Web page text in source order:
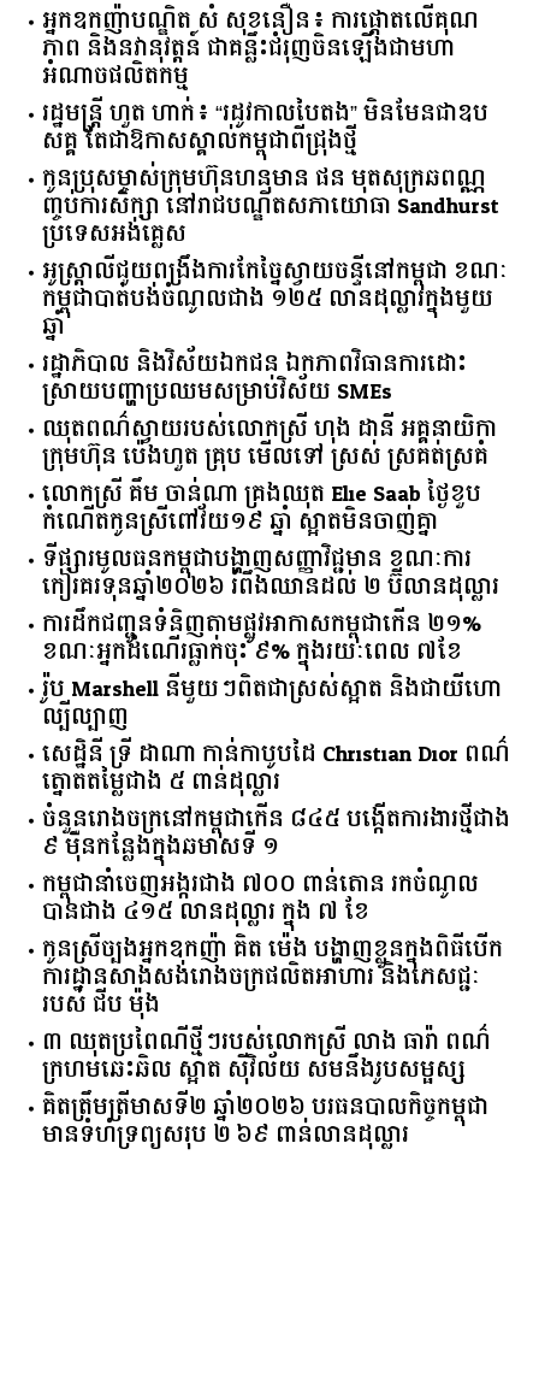
អ្នកឧកញ៉ាបណ្ឌិត សំ សុខនឿន៖ ការផ្តោតលើគុណ
ភាព និងនវានុវត្តន៍ ជាគន្លឹះជំរុញចិនឡើងជាមហា
អំណាចផលិតកម្ម
រដ្ឋមន្ត្រី ហួត ហាក់៖ “រដូវកាលបៃតង” មិនមែនជាឧប
សគ្គ តែជាឱកាសស្គាល់កម្ពុជាពីជ្រុងថ្មី
កូនប្រុសម្ចាស់ក្រុមហ៊ុនហនុមាន ផន មុតសុក្រឆពណ្ណ
ញ្ចប់ការសិក្សា នៅរាជបណ្ឌិតសភាយោធា Sandhurst
ប្រទេសអង់គ្លេស
អូស្ត្រាលី​ជួយ​ពង្រឹង​ការ​កែច្នៃ​ស្វាយចន្ទី​នៅ​កម្ពុជា​ ​ខណៈ​
កម្ពុជា​បាត់បង់​ចំណូល​ជាង​ ​១២៥​ ​លាន​ដុល្លារ​ក្នុង​មួយ​
ឆ្នាំ​
រដ្ឋាភិបាល​ ​និង​វិស័យ​ឯកជន ​ឯកភាព​វិធានការ​ដោះ
ស្រាយ​បញ្ហា​ប្រឈម​​សម្រាប់​វិស័យ​ ​SMEs​
ឈុតពណ៌ស្វាយរបស់លោកស្រី ហុង ដានី អគ្គ​នាយិកា​
ក្រុមហ៊ុន ប៉េងហួត គ្រុប មើលទៅ ស្រស់ ស្រគត់ស្រគំ
លោកស្រី គឹម ចាន់ណា គ្រងឈុត Elie Saab ថ្ងៃខួប
កំណើតកូនស្រីពៅវ័យ១៩ ឆ្នាំ ស្អាតមិនចាញ់គ្នា
ទីផ្សារ​មូលធន​កម្ពុជា​បង្ហាញ​សញ្ញា​វិជ្ជមាន​ ​ខណៈ​ការ​
កៀរគរ​ទុន​ឆ្នាំ​២០២៦​ ​រំពឹង​ឈានដល់​ ​២​ ​ប៊ីលាន​ដុល្លារ​
ការដឹកជញ្ជូនទំនិញតាមផ្លូវអាកាសកម្ពុជាកើន ២១%
ខណៈអ្នកដំណើរធ្លាក់ចុះ ៩% ក្នុងរយៈពេល ៧ខែ
រ៉ូប Marshell នីមួយៗពិតជាស្រស់ស្អាត និងជាយីហោ
ល្បីល្បាញ
សេដ្ឋិនី ទ្រី ដាណា កាន់កាបូបដៃ Christian Dior ពណ៌
ត្នោតតម្លៃជាង ៥ ពាន់ដុល្លារ
ចំនួន​រោងចក្រ​នៅ​កម្ពុជា​កើន​ ​៨៤៥​ ​បង្កើត​ការងារ​ថ្មី​ជាង​
​៩​ ​ម៉ឺន​កន្លែង​ក្នុង​ឆមាស​ទី ​១​
កម្ពុជានាំចេញអង្ករជាង ៧០០ ពាន់តោន រកចំណូល
បានជាង ៤១៥ លានដុល្លារ ក្នុង ៧ ខែ
កូនស្រីច្បងអ្នកឧកញ៉ា គិត ម៉េង បង្ហាញខ្លួនក្នុងពិធីបើក
ការដ្ឋានសាងសង់រោងចក្រផលិតអាហារ និងភេសជ្ជៈ
របស់ ជីប ម៉ុង
៣ ឈុតប្រពៃណីថ្មីៗរបស់លោកស្រី លាង ធារ៉ា ពណ៌
ក្រហមឆេះឆិល ស្អាត ​ស៊ីវិល័យ សមនឹងរូបសម្ផស្ស
គិត​ត្រឹមត្រីមាស​ទី​២​ ​ឆ្នាំ​២០២៦​ បរធន​បាលកិច្ច​កម្ពុជា​ ​
មាន​ទំហំ​ទ្រព្យ​សរុប​ ​២.៦៩​ ​ពាន់លាន​ដុល្លារ​